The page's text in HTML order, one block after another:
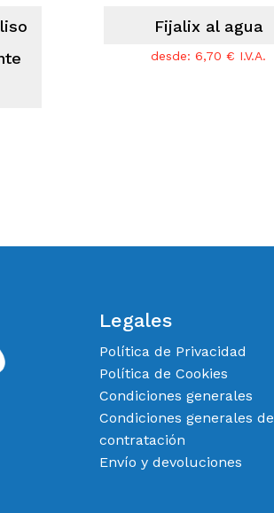
Fijalix al agua
desde: 6,70 € I.V.A.
Legales
Política de Privacidad
Política de Cookies
Condiciones generales
Condiciones generales de
contratación
Envío y devoluciones